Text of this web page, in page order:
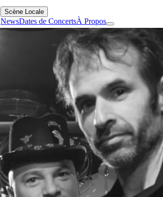
Scène Locale
NewsDates de ConcertsÀ Propos